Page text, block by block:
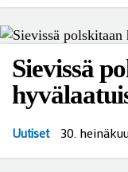
Sievissä
Uutiset 30.